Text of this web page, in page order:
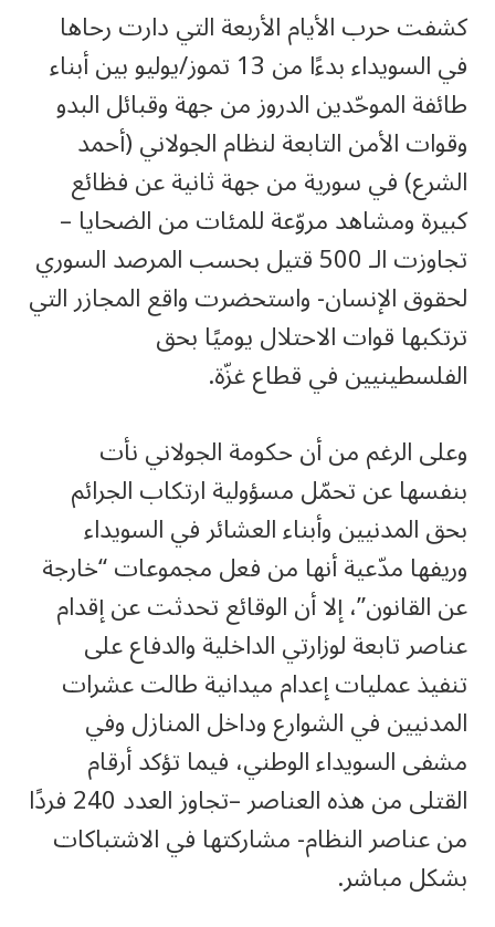
كشفت حرب الأيام الأربعة التي دارت رحاها
في السويداء بدءًا من 13 تموز/يوليو بين أبناء
طائفة الموحّدين الدروز من جهة وقبائل البدو
وقوات الأمن التابعة لنظام الجولاني (أحمد
الشرع) في سورية من جهة ثانية عن فظائع
كبيرة ومشاهد مروّعة للمئات من الضحايا –
تجاوزت الـ 500 قتيل بحسب المرصد السوري
لحقوق الإنسان- واستحضرت واقع المجازر التي
ترتكبها قوات الاحتلال يوميًا بحق
الفلسطينيين في قطاع غزّة.
وعلى الرغم من أن حكومة الجولاني نأت
بنفسها عن تحمّل مسؤولية ارتكاب الجرائم
بحق المدنيين وأبناء العشائر في السويداء
وريفها مدّعية أنها من فعل مجموعات “خارجة
عن القانون”، إلا أن الوقائع تحدثت عن إقدام
عناصر تابعة لوزارتي الداخلية والدفاع على
تنفيذ عمليات إعدام ميدانية طالت عشرات
المدنيين في الشوارع وداخل المنازل وفي
مشفى السويداء الوطني، فيما تؤكد أرقام
القتلى من هذه العناصر –تجاوز العدد 240 فردًا
من عناصر النظام- مشاركتها في الاشتباكات
بشكل مباشر.